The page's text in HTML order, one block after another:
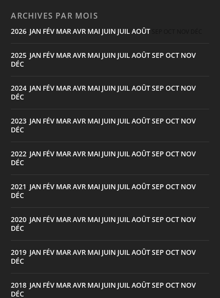
ARCHIVES PAR MOIS
2026 JAN FÉV MARAVR MAI JUIN JUILAOÛT
2025 JAN FÉV MARAVR MAI JUIN JUILAOÛTSEP OCT NOV
DÉC
2024 JAN FÉV MARAVR MAI JUIN JUILAOÛTSEP OCT NOV
DÉC
2023 JAN FÉV MARAVR MAI JUIN JUILAOÛTSEP OCT NOV
DÉC
2022 JAN FÉV MARAVR MAI JUIN JUILAOÛTSEP OCT NOV
DÉC
2021 JAN FÉV MARAVR MAI JUIN JUILAOÛTSEP OCT NOV
DÉC
2020 JAN FÉV MARAVR MAI JUIN JUILAOÛTSEP OCT NOV
DÉC
2019 JAN FÉV MARAVR MAI JUIN JUILAOÛTSEP OCT NOV
DÉC
2018 JAN FÉV MARAVR MAI JUIN JUILAOÛTSEP OCT NOV
DÉC